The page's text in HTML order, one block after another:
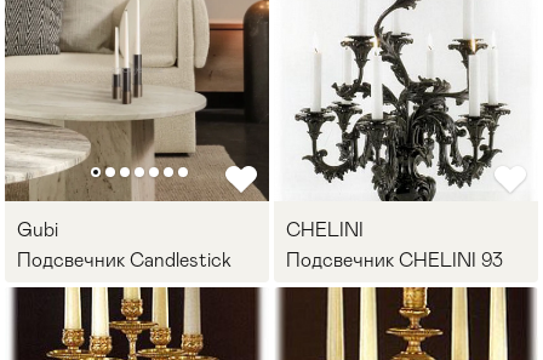
Gubi
Подсвечник Candlestick
CHELINI
Подсвечник CHELINI 93